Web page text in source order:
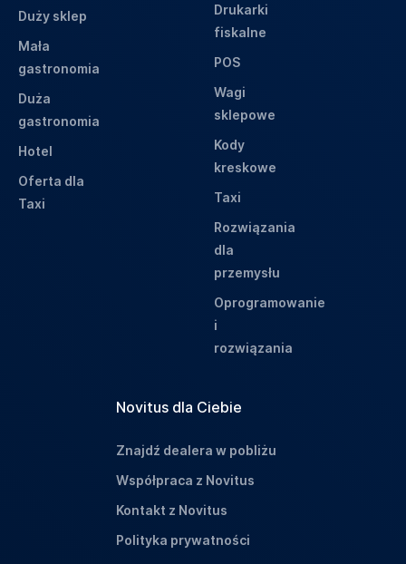
Duży sklep
Mała
gastronomia
Duża
gastronomia
Hotel
Oferta dla
Taxi
Drukarki
fiskalne
POS
Wagi
sklepowe
Kody
kreskowe
Taxi
Rozwiązania
dla
przemysłu
Oprogramowanie
i
rozwiązania
Novitus dla Ciebie
Znajdź dealera w pobliżu
Współpraca z Novitus
Kontakt z Novitus
Polityka prywatności